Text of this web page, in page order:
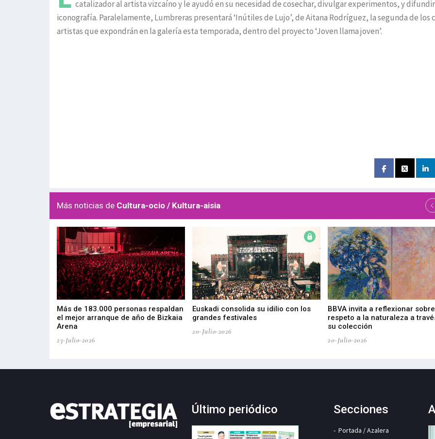
catalizador al artista vizcaíno y le ayudó en su necesidad de cosechar, divulgar experimentos, y
iconografía. Paralelamente, Lumbreras presentará ‘Inútiles de Lujo’, de Aitana Rodríguez, la segunda de los
artistas que expondrán en la galería esta temporada, dentro del proyecto ‘Joven llama joven’.
Más noticias de Cultura-ocio / Kultura-aisia
Más de 183.000 personas respaldan
el mejor arranque de año de Bizkaia
Arena
23-Julio-2026
Euskadi consolida su idilio con los
grandes festivales
20-Julio-2026
BBVA invita a reflexionar
respeto a la naturaleza a
su colección
20-Julio-2026
Último periódico Secciones
Portada / Azalera